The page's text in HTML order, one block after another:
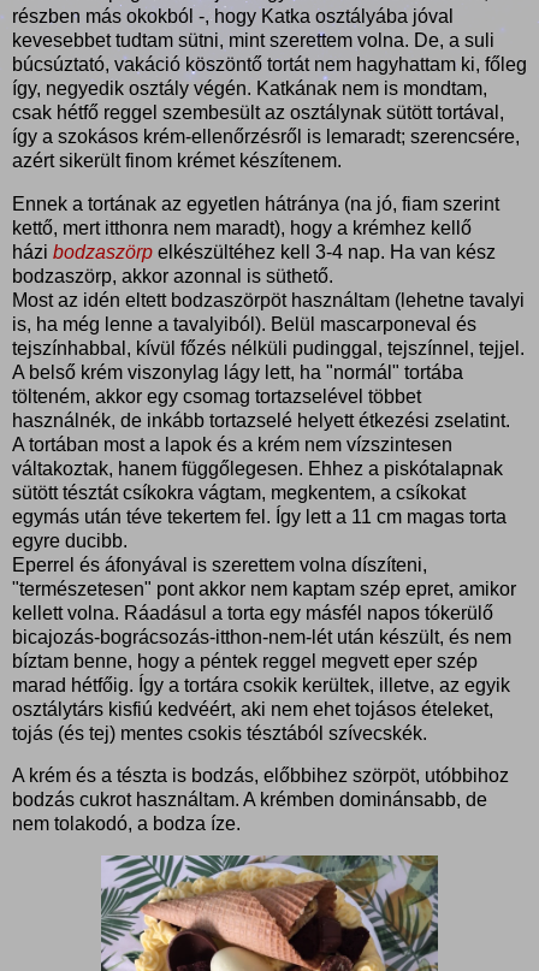
részben más okokból -, hogy Katka osztályába jóval
kevesebbet tudtam sütni, mint szerettem volna. De, a suli
búcsúztató, vakáció köszöntő tortát nem hagyhattam ki, főleg
így, negyedik osztály végén. Katkának nem is mondtam,
csak hétfő reggel szembesült az osztálynak sütött tortával,
így a szokásos krém-ellenőrzésről is lemaradt; szerencsére,
azért sikerült finom krémet készítenem.
Ennek a tortának az egyetlen hátránya (na jó, fiam szerint
kettő, mert itthonra nem maradt), hogy a krémhez kellő
házi bodzaszörp elkészültéhez kell 3-4 nap. Ha van kész
bodzaszörp, akkor azonnal is süthető.
Most az idén eltett bodzaszörpöt használtam (lehetne tavalyi
is, ha még lenne a tavalyiból). Belül mascarponeval és
tejszínhabbal, kívül főzés nélküli pudinggal, tejszínnel, tejjel.
A belső krém viszonylag lágy lett, ha "normál" tortába
tölteném, akkor egy csomag tortazselével többet
használnék, de inkább tortazselé helyett étkezési zselatint.
A tortában most a lapok és a krém nem vízszintesen
váltakoztak, hanem függőlegesen. Ehhez a piskótalapnak
sütött tésztát csíkokra vágtam, megkentem, a csíkokat
egymás után téve tekertem fel. Így lett a 11 cm magas torta
egyre ducibb.
Eperrel és áfonyával is szerettem volna díszíteni,
"természetesen" pont akkor nem kaptam szép epret, amikor
kellett volna. Ráadásul a torta egy másfél napos tókerülő
bicajozás-bográcsozás-itthon-nem-lét után készült, és nem
bíztam benne, hogy a péntek reggel megvett eper szép
marad hétfőig. Így a tortára csokik kerültek, illetve, az egyik
osztálytárs kisfiú kedvéért, aki nem ehet tojásos ételeket,
tojás (és tej) mentes csokis tésztából szívecskék.
A krém és a tészta is bodzás, előbbihez szörpöt, utóbbihoz
bodzás cukrot használtam. A krémben dominánsabb, de
nem tolakodó, a bodza íze.